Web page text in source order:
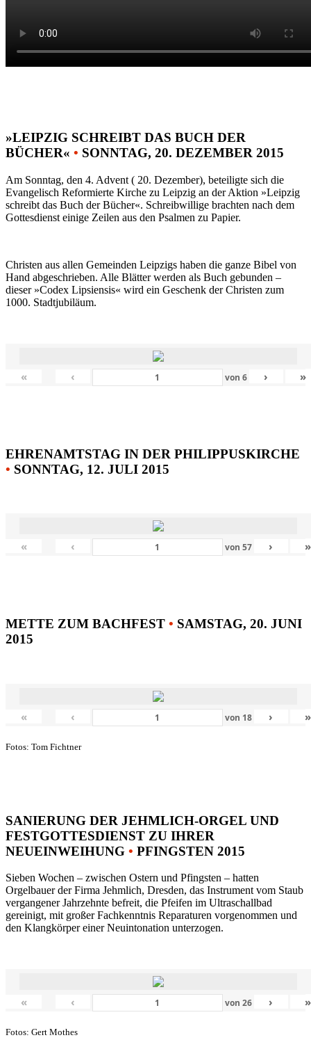
»LEIPZIG SCHREIBT DAS BUCH DER
BÜCHER« • SONNTAG, 20. DEZEMBER 2015
Am Sonntag, den 4. Advent ( 20. Dezember), beteiligte sich die
Evangelisch Reformierte Kirche zu Leipzig an der Aktion »Leipzig
schreibt das Buch der Bücher«. Schreibwillige brachten nach dem
Gottesdienst einige Zeilen aus den Psalmen zu Papier.
Christen aus allen Gemeinden Leipzigs haben die ganze Bibel von
Hand abgeschrieben. Alle Blätter werden als Buch gebunden –
dieser »Codex Lipsiensis« wird ein Geschenk der Christen zum
1000. Stadtjubiläum.
« ‹ von 6 › »
EHRENAMTSTAG IN DER PHILIPPUSKIRCHE
• SONNTAG, 12. JULI 2015
« ‹ von 57 › »
METTE ZUM BACHFEST • SAMSTAG, 20. JUNI
2015
« ‹ von 18 › »
Fotos: Tom Fichtner
SANIERUNG DER JEHMLICH-ORGEL UND
FESTGOTTESDIENST ZU IHRER
NEUEINWEIHUNG • PFINGSTEN 2015
Sieben Wochen – zwischen Ostern und Pfingsten – hatten
Orgelbauer der Firma Jehmlich, Dresden, das Instrument vom Staub
vergangener Jahrzehnte befreit, die Pfeifen im Ultraschallbad
gereinigt, mit großer Fachkenntnis Reparaturen vorgenommen und
den Klangkörper einer Neuintonation unterzogen.
« ‹ von 26 › »
Fotos: Gert Mothes